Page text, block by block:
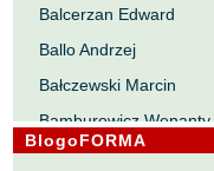
Balcerzan Edward
Ballo Andrzej
Bałczewski Marcin
Bamburowicz Wenanty
Bawołek Waldemar
BlogoFORMA